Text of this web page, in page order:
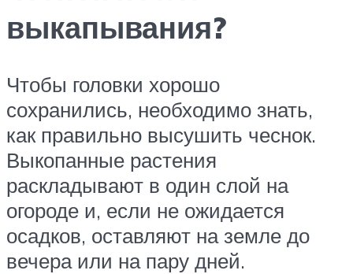
выкапывания?
Чтобы головки хорошо
сохранились, необходимо знать,
как правильно высушить чеснок.
Выкопанные растения
раскладывают в один слой на
огороде и, если не ожидается
осадков, оставляют на земле до
вечера или на пару дней.